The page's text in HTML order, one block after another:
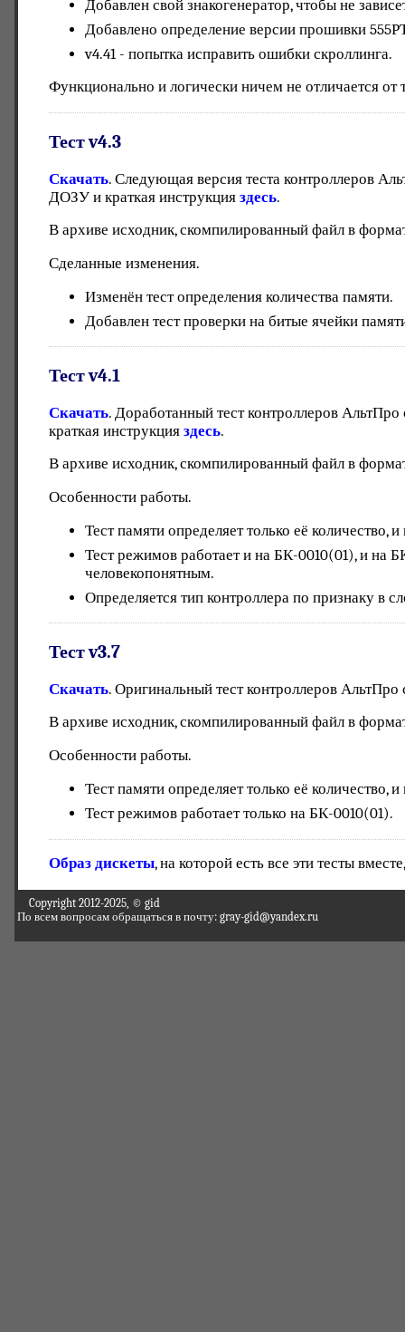
Добавлен свой знакогенератор, чтобы не
Добавлено определение версии прошивки
v4.41 - попытка исправить ошибки скроллинга.
Функционально и логически ничем не отличается от
Тест v4.3
Скачать. Следующая версия теста контроллеров
ДОЗУ и краткая инструкцияздесь.
В архиве исходник, скомпилированный файл в
Сделанные изменения.
Изменён тест определения количества памяти.
Добавлен тест проверки на битые ячейки
Тест v4.1
Скачать. Доработанный тест контроллеров
краткая инструкцияздесь.
В архиве исходник, скомпилированный файл в
Особенности работы.
Тест памяти определяет только её количество,
Тест режимов работает и на БК-0010(01), и на
человекопонятным.
Определяется тип контроллера по признаку в
Тест v3.7
Скачать. Оригинальный тест контроллеров
В архиве исходник, скомпилированный файл в
Особенности работы.
Тест памяти определяет только её количество,
Тест режимов работает только на БК-0010(01).
Образ дискеты, на которой есть все эти тесты
Copyright 2012-2025, © gid
По всем вопросам обращаться в почту: gray-gid@yandex.ru